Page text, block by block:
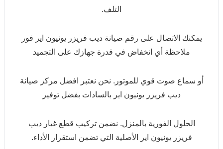
التلف.
يمكنك الاتصال على رقم صيانة ديب فريزر يونيون اير فور
ملاحظة أي انخفاض في قدرة جهازك على التجميد
أو سماع صوت قوي للموتور. نحن نعتبر افضل مركز صيانة
ديب فريزر يونيون اير بالسادات بفضل توفير
الحلول الفورية بالمنزل. نضمن تركيب قطع غيار ديب
فريزر يونيون اير الأصلية التي تضمن استقرار الأداء.